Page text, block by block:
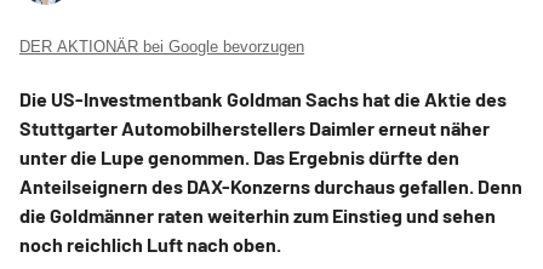
DER AKTIONÄR bei Google bevorzugen
Die US-Investmentbank Goldman Sachs hat die Aktie des
Stuttgarter Automobilherstellers Daimler erneut näher
unter die Lupe genommen. Das Ergebnis dürfte den
Anteilseignern des DAX-Konzerns durchaus gefallen. Denn
die Goldmänner raten weiterhin zum Einstieg und sehen
noch reichlich Luft nach oben.